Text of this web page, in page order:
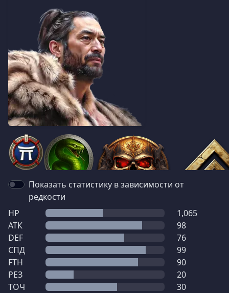
Показать статистику в зависимости от
редкости
HP
1,065
АТК
98
DEF
76
СПД
99
FTH
90
РЕЗ
20
ТОЧ
30